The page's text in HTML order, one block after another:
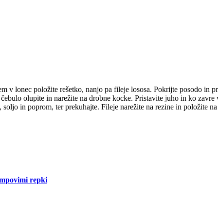
v lonec položite rešetko, nanjo pa fileje lososa. Pokrijte posodo in
olupite in narežite na drobne kocke. Pristavite juho in ko
in poprom, ter prekuhajte. Fileje narežite na rezine in položite
repki